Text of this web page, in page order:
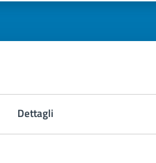
Dettagli